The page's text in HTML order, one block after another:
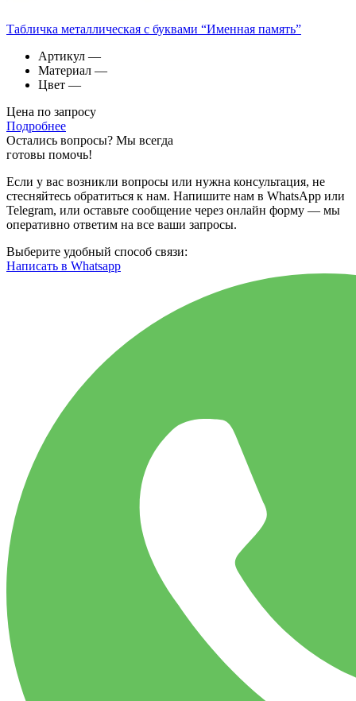
Табличка металлическая с буквами “Именная память”
Артикул —
Материал —
Цвет —
Цена по запросу
Подробнее
Остались вопросы? Мы всегда
готовы помочь!
Если у вас возникли вопросы или нужна консультация, не
стесняйтесь обратиться к нам. Напишите нам в WhatsApp или
Telegram, или оставьте сообщение через онлайн форму — мы
оперативно ответим на все ваши запросы.
Выберите удобный способ связи:
Написать в Whatsapp